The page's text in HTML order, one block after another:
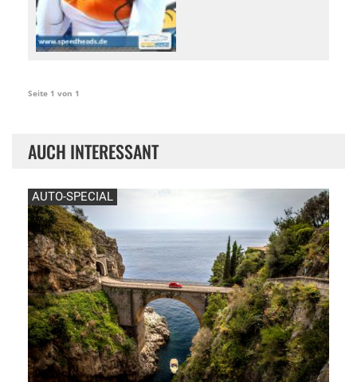
Seite 1 von 1
AUCH INTERESSANT
AUTO-SPECIAL